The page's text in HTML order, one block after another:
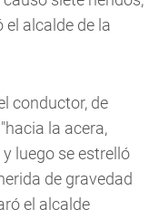
el alcalde de la
conductor, de
la acera,
luego se estrelló
de gravedad
el alcalde